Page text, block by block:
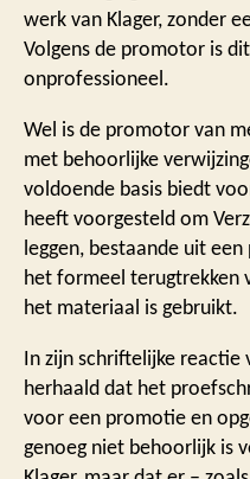
werk van Klager, zonder
Volgens de promotor is
onprofessioneel.
Wel is de promotor van
met behoorlijke
voldoende basis biedt
heeft voorgesteld om
leggen, bestaande uit
het formeel terugtrekken
het materiaal is gebruikt.
In zijn schriftelijke
herhaald dat het
voor een promotie en
genoeg niet behoorlijk is